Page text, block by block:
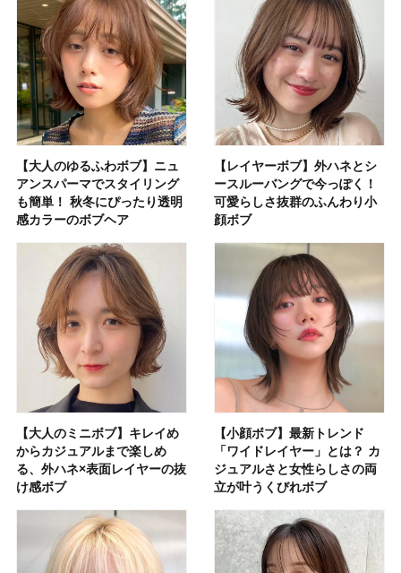
【大人のゆるふわボブ】ニュ
アンスパーマでスタイリング
も簡単！ 秋冬にぴったり透明
感カラーのボブヘア
【レイヤーボブ】外ハネとシ
ースルーバングで今っぽく！
可愛らしさ抜群のふんわり小
顔ボブ
【大人のミニボブ】キレイめ
からカジュアルまで楽しめ
る、外ハネ×表面レイヤーの抜
け感ボブ
【小顔ボブ】最新トレンド
「ワイドレイヤー」とは？ カ
ジュアルさと女性らしさの両
立が叶うくびれボブ